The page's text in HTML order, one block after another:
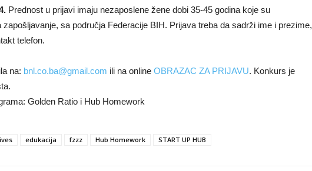
Prednost u prijavi imaju nezaposlene žene dobi 35-45 godina koje su
zapošljavanje, sa područja Federacije BIH. Prijava treba da sadrži ime i prezime,
telefon.
na: bnl.co.ba@gmail.com ili na online OBRAZAC ZA PRIJAVU. Konkurs je
Golden Ratio i Hub Homework
edukacija fzzz Hub Homework START UP HUB